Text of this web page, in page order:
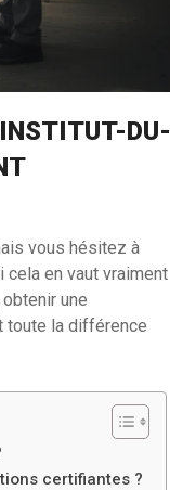
DU-
vous hésitez à
cela en vaut vraiment
une
toute la différence
certifiantes ?